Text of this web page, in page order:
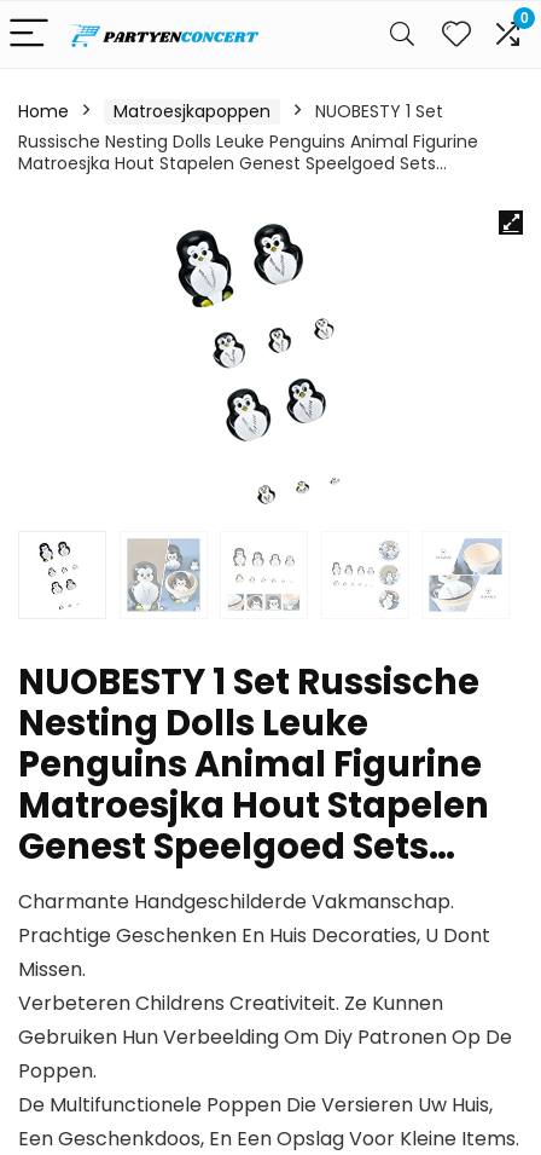
0
Home Matroesjkapoppen
NUOBESTY 1 Set
Russische Nesting Dolls Leuke Penguins Animal Figurine
Matroesjka Hout Stapelen Genest Speelgoed Sets…
NUOBESTY 1 Set Russische
Nesting Dolls Leuke
Penguins Animal Figurine
Matroesjka Hout Stapelen
Genest Speelgoed Sets…
Charmante Handgeschilderde Vakmanschap.
Prachtige Geschenken En Huis Decoraties, U Dont
Missen.
Verbeteren Childrens Creativiteit. Ze Kunnen
Gebruiken Hun Verbeelding Om Diy Patronen Op De
Poppen.
De Multifunctionele Poppen Die Versieren Uw Huis,
Een Geschenkdoos, En Een Opslag Voor Kleine Items.